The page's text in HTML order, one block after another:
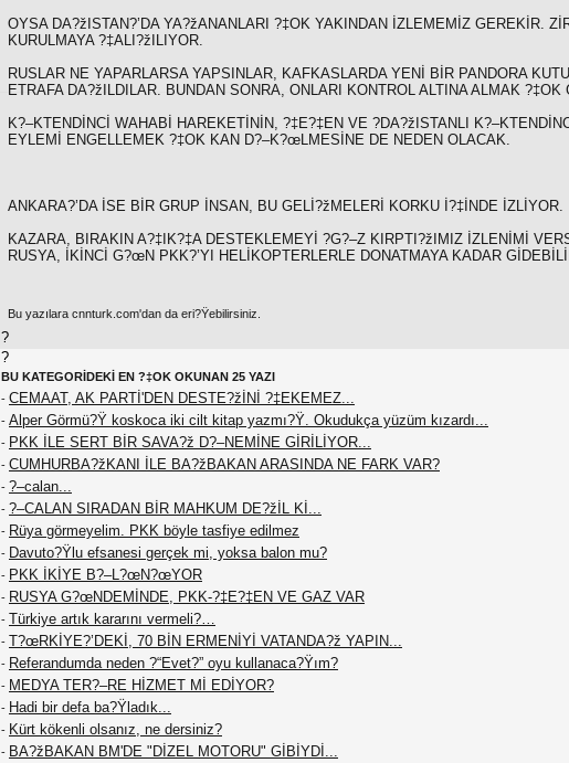
OYSA DA?žISTAN?’DA YA?žANANLARI ?‡OK YAKINDAN İZLEMEMİZ GEREKİR.
KURULMAYA ?‡ALI?žILIYOR.
RUSLAR NE YAPARLARSA YAPSINLAR, KAFKASLARDA YENİ BİR PANDORA
ETRAFA DA?žILDILAR. BUNDAN SONRA, ONLARI KONTROL ALTINA ALMAK
K?–KTENDİNCİ WAHABİ HAREKETİNİN, ?‡E?‡EN VE ?DA?žISTANLI
EYLEMİ ENGELLEMEK ?‡OK KAN D?–K?œLMESİNE DE NEDEN OLACAK.
ANKARA?’DA İSE BİR GRUP İNSAN, BU GELİ?žMELERİ KORKU İ?‡İNDE İZLİYOR.
KAZARA, BIRAKIN A?‡IK?‡A DESTEKLEMEYİ ?G?–Z KIRPTI?žIMIZ İZLENİMİ
RUSYA, İKİNCİ G?œN PKK?’YI HELİKOPTERLERLE DONATMAYA KADAR
Bu yazılara cnnturk.com'dan da eri?Ÿebilirsiniz.
?
?
BU KATEGORİDEKİ EN ?‡OK OKUNAN 25 YAZI
- CEMAAT, AK PARTİ'DEN DESTE?žİNİ ?‡EKEMEZ...
- Alper Görmü?Ÿ koskoca iki cilt kitap yazmı?Ÿ. Okudukça yüzüm kızardı...
- PKK İLE SERT BİR SAVA?ž D?–NEMİNE GİRİLİYOR...
- CUMHURBA?žKANI İLE BA?žBAKAN ARASINDA NE FARK VAR?
- ?–calan...
- ?–CALAN SIRADAN BİR MAHKUM DE?žİL Kİ...
- Rüya görmeyelim. PKK böyle tasfiye edilmez
- Davuto?Ÿlu efsanesi gerçek mi, yoksa balon mu?
- PKK İKİYE B?–L?œN?œYOR
- RUSYA G?œNDEMİNDE, PKK-?‡E?‡EN VE GAZ VAR
- Türkiye artık kararını vermeli?…
- T?œRKİYE?’DEKİ, 70 BİN ERMENİYİ VATANDA?ž YAPIN...
- Referandumda neden ?“Evet?” oyu kullanaca?Ÿım?
- MEDYA TER?–RE HİZMET Mİ EDİYOR?
- Hadi bir defa ba?Ÿladık...
- Kürt kökenli olsanız, ne dersiniz?
- BA?žBAKAN BM'DE "DİZEL MOTORU" GİBİYDİ...